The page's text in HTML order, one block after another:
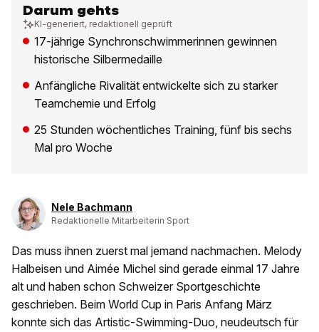
Darum gehts
KI-generiert, redaktionell geprüft
17-jährige Synchronschwimmerinnen gewinnen
historische Silbermedaille
Anfängliche Rivalität entwickelte sich zu starker
Teamchemie und Erfolg
25 Stunden wöchentliches Training, fünf bis sechs
Mal pro Woche
Nele Bachmann
Redaktionelle Mitarbeiterin Sport
Das muss ihnen zuerst mal jemand nachmachen. Melody
Halbeisen und Aimée Michel sind gerade einmal 17 Jahre
alt und haben schon Schweizer Sportgeschichte
geschrieben. Beim World Cup in Paris Anfang März
konnte sich das Artistic-Swimming-Duo, neudeutsch für